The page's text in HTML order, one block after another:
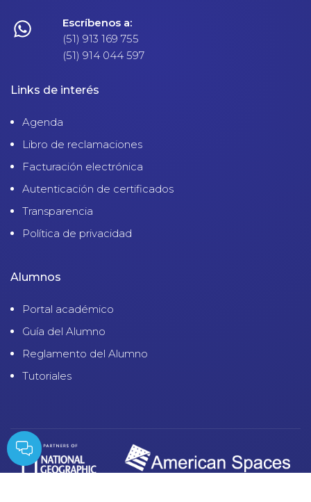
Escríbenos a:
(51) 913 169 755
(51) 914 044 597
Links de interés
Agenda
Libro de reclamaciones
Facturación electrónica
Autenticación de certificados
Transparencia
Política de privacidad
Alumnos
Portal académico
Guía del Alumno
Reglamento del Alumno
Tutoriales